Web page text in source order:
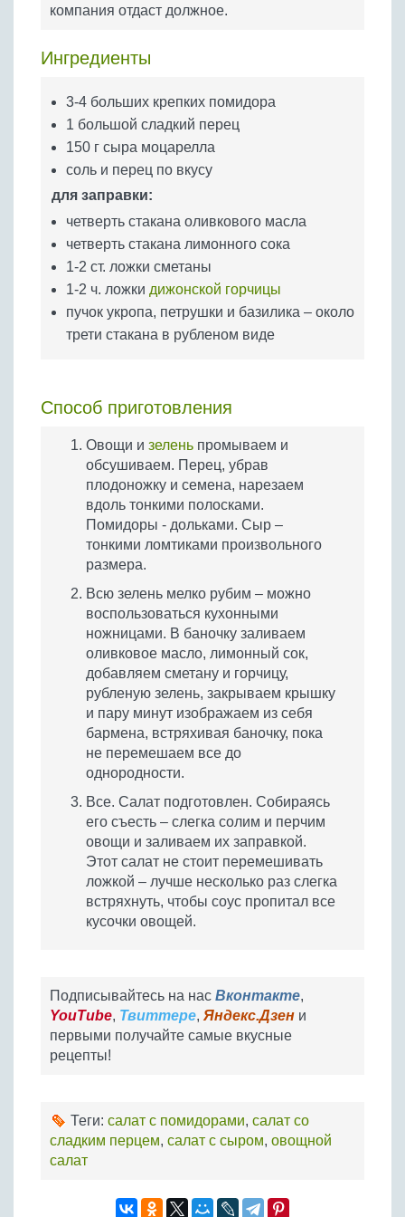
Бобовые
Крупы
компания отдаст должное.
Ингредиенты
3-4 больших крепких помидора
1 большой сладкий перец
150 г сыра моцарелла
соль и перец по вкусу
для заправки:
четверть стакана оливкового масла
четверть стакана лимонного сока
1-2 ст. ложки сметаны
1-2 ч. ложки дижонской горчицы
пучок укропа, петрушки и базилика – около
трети стакана в рубленом виде
Способ приготовления
Овощи и зелень промываем и
обсушиваем. Перец, убрав
плодоножку и семена, нарезаем
вдоль тонкими полосками.
Помидоры - дольками. Сыр –
тонкими ломтиками произвольного
размера.
Всю зелень мелко рубим – можно
воспользоваться кухонными
ножницами. В баночку заливаем
оливковое масло, лимонный сок,
добавляем сметану и горчицу,
рубленую зелень, закрываем крышку
и пару минут изображаем из себя
бармена, встряхивая баночку, пока
не перемешаем все до
однородности.
Все. Салат подготовлен. Собираясь
его съесть – слегка солим и перчим
овощи и заливаем их заправкой.
Этот салат не стоит перемешивать
ложкой – лучше несколько раз слегка
встряхнуть, чтобы соус пропитал все
кусочки овощей.
Подписывайтесь на нас Вконтакте,
YouTube, Твиттере, Яндекс.Дзен и
первыми получайте самые вкусные
рецепты!
Теги: салат с помидорами, салат со
сладким перцем, салат с сыром, овощной
салат